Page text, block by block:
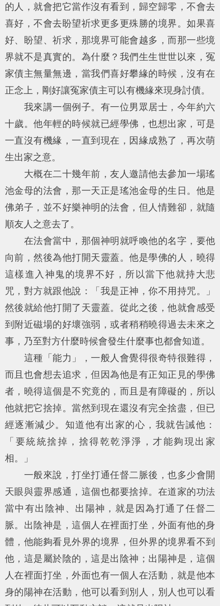
的人，就會把它當作沒有看到，歸空歸零，不會去
喜好，不會去盼望祈求更多更殊勝的境界。如果喜
好、盼望、祈求，那境界可能會越多，而那一些境
界就不是真實的。為什麼？我們生生世世以來，冤
家債主無量無邊，當我們喜好攀緣的時候，沒有在
正念上，剛好讓冤家債主可以有機緣來現身討債。
我來講一個例子。有一位男眾居士，今年約六
十歲。他年輕的時候就已經學佛，也想出家，可是
一直沒有機緣，一直到現在，因緣成熟了，再次萌
生出家之意。
大概在二十幾年前，友人邀請他去參加一場瑤
池金母的法會，那一天正是瑤池金母的生日。他是
佛弟子，並不好樂神明的法會，但人情難卻，就隨
順友人之意去了。
在法會當中，那個神明就呼喚他的名字，要他
向前，然後為他打開天靈蓋。他是學佛的人，曉得
這樣進入神鬼的境界不好，所以當下他就持大悲
咒，對方就跟他說：「我是正神，你不用持咒。」
然後就給他打開了天靈蓋。從此之後，他就會感受
到附近磁場的好壞強弱，或者稍稍曉得過去未來之
事，乃至對方什麼時候會發生什麼事也都會知道。
這種「能力」，一般人會覺得很奇特很難得，
而且也會想去追求，但因為他是有正知正見的學佛
者，曉得這個是不究竟的，而且是有障礙的，所以
他就把它捨掉。當然到現在還沒有完全捨盡，但已
經逐漸減少。知道他有出家的心，我就告誡他：
「要統統捨掉，捨得乾乾淨淨，才能夠現出家
相。」
一般來說，打坐打通任督二脈後，也多少會開
天眼與靈界感通，這個也都要捨掉。在道家的功法
當中有出陰神、出陽神，就是因為打通了任督二
脈。出陰神是，這個人在裡面打坐，外面有他的身
體，他能夠看見外界的境界，但外界的境界看不到
他，這是屬於陰的，這是出陰神；出陽神是，這個
人在裡面打坐，外面也有一個人在活動，就是他本
身的陽神在活動，他可以看到別人，別人也可以看